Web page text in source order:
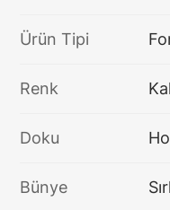
Ürün Tipi
Renk
Doku
Bünye